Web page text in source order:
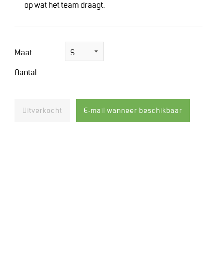
op wat het team draagt.
Maat
Aantal
Uitverkocht E-mail wanneer beschikbaar